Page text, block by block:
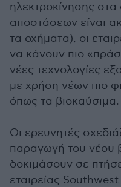
ηλεκτροκίνησης
αποστάσεων είναι
τα οχήματα), οι
να κάνουν πιο
νέες τεχνολογίες
με χρήση νέων πιο
όπως τα βιοκαύσιμα.
Οι ερευνητές
παραγωγή του νέου
δοκιμάσουν σε
εταιρείας